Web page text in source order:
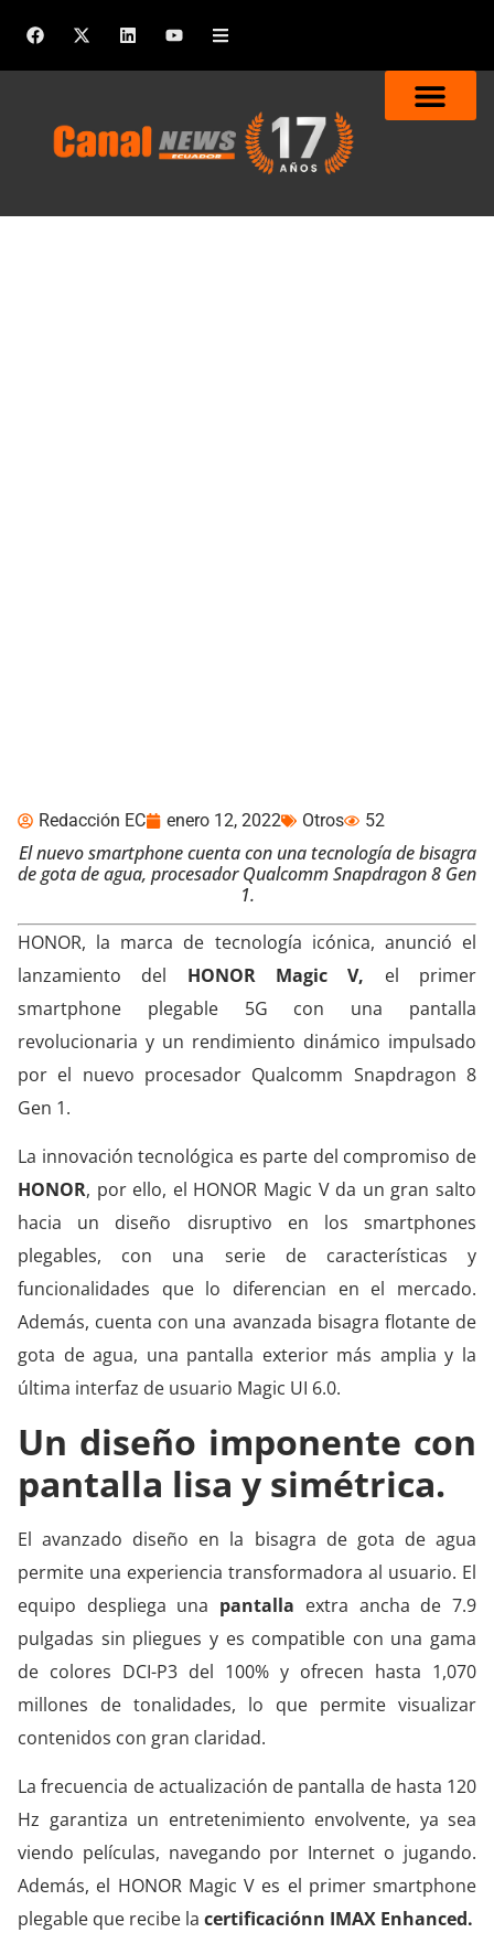
Redacción EC enero 12, 2022 Otros 52
El nuevo smartphone cuenta con una tecnología de bisagra
de gota de agua, procesador Qualcomm Snapdragon 8 Gen
1.
HONOR, la marca de tecnología icónica, anunció el
lanzamiento del HONOR Magic V, el primer
smartphone plegable 5G con una pantalla
revolucionaria y un rendimiento dinámico impulsado
por el nuevo procesador Qualcomm Snapdragon 8
Gen 1.
La innovación tecnológica es parte del compromiso de
HONOR, por ello, el HONOR Magic V da un gran salto
hacia un diseño disruptivo en los smartphones
plegables, con una serie de características y
funcionalidades que lo diferencian en el mercado.
Además, cuenta con una avanzada bisagra flotante de
gota de agua, una pantalla exterior más amplia y la
última interfaz de usuario Magic UI 6.0.
Un diseño imponente con
pantalla lisa y simétrica.
El avanzado diseño en la bisagra de gota de agua
permite una experiencia transformadora al usuario. El
equipo despliega una pantalla extra ancha de 7.9
pulgadas sin pliegues y es compatible con una gama
de colores DCI-P3 del 100% y ofrecen hasta 1,070
millones de tonalidades, lo que permite visualizar
contenidos con gran claridad.
La frecuencia de actualización de pantalla de hasta 120
Hz garantiza un entretenimiento envolvente, ya sea
viendo películas, navegando por Internet o jugando.
Además, el HONOR Magic V es el primer smartphone
plegable que recibe la certificaciónn IMAX Enhanced.